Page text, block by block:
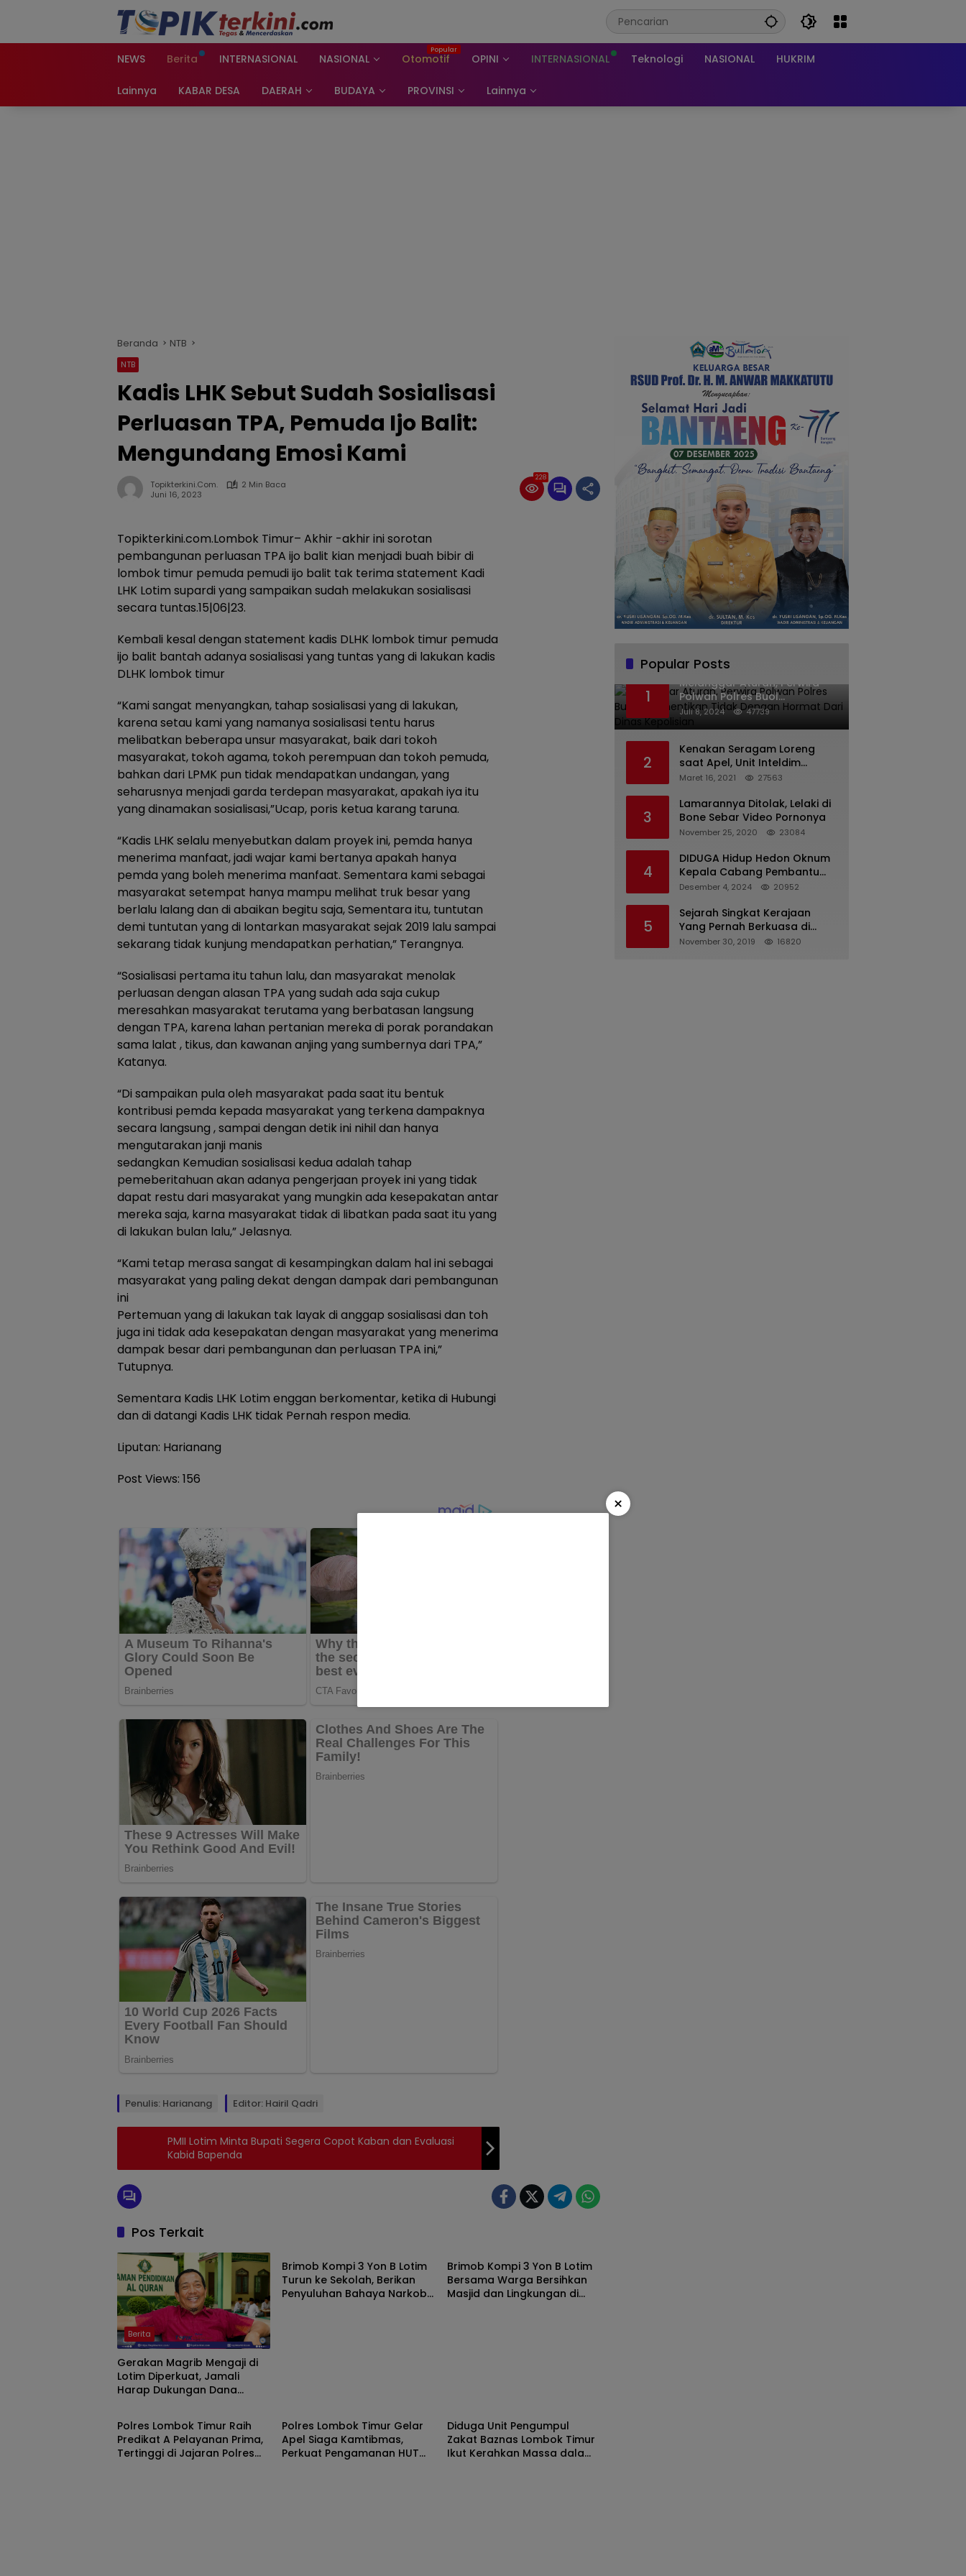
NEWS
Berita INTERNASIONAL NASIONAL Otomotif OPINI INTERNASIONAL Teknologi NASIONAL HUKRIM
Lainnya KABAR DESA DAERAH BUDAYA PROVINSI Lainnya
Beranda NTB
NTB
Kadis LHK Sebut Sudah Sosialisasi
Perluasan TPA, Pemuda Ijo Balit:
Mengundang Emosi Kami
Topikterkini.com.
2 Min Baca
Juni 16, 2023
228
Topikterkini.com.Lombok Timur– Akhir -akhir ini sorotan
pembangunan perluasan TPA ijo balit kian menjadi buah bibir di
lombok timur pemuda pemudi ijo balit tak terima statement Kadi
LHK Lotim supardi yang sampaikan sudah melakukan sosialisasi
secara tuntas.15|06|23.
Kembali kesal dengan statement kadis DLHK lombok timur pemuda
ijo balit bantah adanya sosialisasi yang tuntas yang di lakukan kadis
DLHK lombok timur
“Kami sangat menyangkan, tahap sosialisasi yang di lakukan,
karena setau kami yang namanya sosialisasi tentu harus
melibatkan beberapa unsur masyarakat, baik dari tokoh
masyarakat, tokoh agama, tokoh perempuan dan tokoh pemuda,
bahkan dari LPMK pun tidak mendapatkan undangan, yang
seharusnya menjadi garda terdepan masyarakat, apakah iya itu
yang dinamakan sosialisasi,”Ucap, poris ketua karang taruna.
“Kadis LHK selalu menyebutkan dalam proyek ini, pemda hanya
menerima manfaat, jadi wajar kami bertanya apakah hanya
pemda yang boleh menerima manfaat. Sementara kami sebagai
masyarakat setempat hanya mampu melihat truk besar yang
berlalu lalang dan di abaikan begitu saja, Sementara itu, tuntutan
demi tuntutan yang di lontarkan masyarakat sejak 2019 lalu sampai
sekarang tidak kunjung mendapatkan perhatian,” Terangnya.
“Sosialisasi pertama itu tahun lalu, dan masyarakat menolak
perluasan dengan alasan TPA yang sudah ada saja cukup
meresahkan masyarakat terutama yang berbatasan langsung
dengan TPA, karena lahan pertanian mereka di porak porandakan
sama lalat , tikus, dan kawanan anjing yang sumbernya dari TPA,”
Katanya.
“Di sampaikan pula oleh masyarakat pada saat itu bentuk
kontribusi pemda kepada masyarakat yang terkena dampaknya
secara langsung , sampai dengan detik ini nihil dan hanya
mengutarakan janji manis
sedangkan Kemudian sosialisasi kedua adalah tahap
pemeberitahuan akan adanya pengerjaan proyek ini yang tidak
dapat restu dari masyarakat yang mungkin ada kesepakatan antar
mereka saja, karna masyarakat tidak di libatkan pada saat itu yang
di lakukan bulan lalu,” Jelasnya.
“Kami tetap merasa sangat di kesampingkan dalam hal ini sebagai
masyarakat yang paling dekat dengan dampak dari pembangunan
ini
Pertemuan yang di lakukan tak layak di anggap sosialisasi dan toh
juga ini tidak ada kesepakatan dengan masyarakat yang menerima
dampak besar dari pembangunan dan perluasan TPA ini,”
Tutupnya.
Sementara Kadis LHK Lotim enggan berkomentar, ketika di Hubungi
dan di datangi Kadis LHK tidak Pernah respon media.
Liputan: Harianang
Post Views: 156
Penulis: Harianang Editor: Hairil Qadri
PMII Lotim Minta Bupati Segera Copot Kaban dan Evaluasi
Kabid Bapenda
Pos Terkait
Berita
Gerakan Magrib Mengaji di
Lotim Diperkuat, Jamali
Harap Dukungan Dana
Brimob Kompi 3 Yon B Lotim
Turun ke Sekolah, Berikan
Penyuluhan Bahaya Narkoba
Brimob Kompi 3 Yon B Lotim
Bersama Warga Bersihkan
Masjid dan Lingkungan di
Berita
Polres Lombok Timur Raih
Predikat A Pelayanan Prima,
Tertinggi di Jajaran Polres
Polres Lombok Timur Gelar
Apel Siaga Kamtibmas,
Perkuat Pengamanan HUT
Diduga Unit Pengumpul
Zakat Baznas Lombok Timur
Ikut Kerahkan Massa dalam
Popular Posts
1
Melanggar Aturan, Perwira
Polwan Polres Buol
Diberhentikan Tidak Dengan
Hormat Dari Dinas Kepolisian
Juli 8, 2024 47739
2
Kenakan Seragam Loreng
saat Apel, Unit Inteldim
1426/Takalar Datangi
Maret 16, 2021 27563
3
Lamarannya Ditolak, Lelaki di
Bone Sebar Video Pornonya
November 25, 2020 23084
4
DIDUGA Hidup Hedon Oknum
Kepala Cabang Pembantu
Bank syariah Indonesia Unit
Tipu Nasabah Prioritasnya
Hingga Milyaran Rupiah dan
Bilyet Giro Tidak Terdaftar,
Desember 4, 2024 20952
5
Sejarah Singkat Kerajaan
Yang Pernah Berkuasa di
Sinjai
November 30, 2019 16820
×